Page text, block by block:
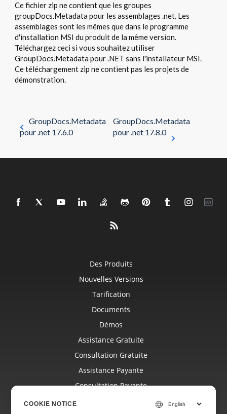
Ce fichier zip ne contient que les groupes
groupDocs.Metadata pour les assemblages .net. Les
assemblages sont les mêmes que dans le programme
d'installation MSI du produit de la même version.
Téléchargez ceci si vous souhaitez utiliser
GroupDocs.Metadata pour .NET sans l'installateur MSI.
Ce téléchargement zip ne contient pas les projets de
démonstration.
GroupDocs.Metadata
pour .net 17.6.0
GroupDocs.Metadata
pour .net 17.8.0
Des Produits
Nouvelles Versions
Tarification
Documents
Démos
Assistance Gratuite
Consultation Gratuite
Assistance Payante
Consultation Payante
COOKIE NOTICE